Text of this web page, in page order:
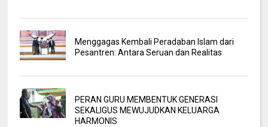
Menggagas Kembali Peradaban Islam dari
Pesantren: Antara Seruan dan Realitas
PERAN GURU MEMBENTUK GENERASI
SEKALIGUS MEWUJUDKAN KELUARGA
HARMONIS